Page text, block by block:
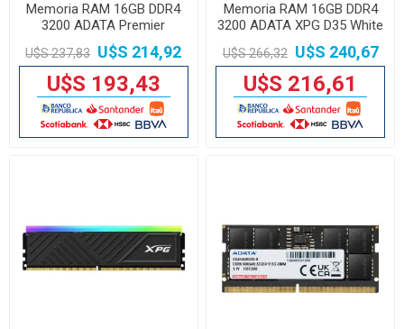
Memoria RAM 16GB DDR4
3200 ADATA Premier
AD4U320016G22-SGN
U$S 237,83 U$S 214,92
U$S 193,43
Memoria RAM 16GB DDR4
3200 ADATA XPG D35 White
U$S 266,32 U$S 240,67
U$S 216,61